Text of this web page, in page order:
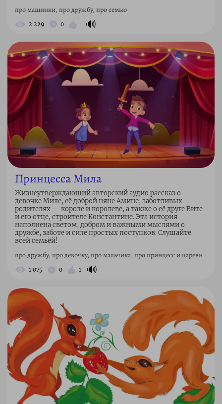
про машинки, про дружбу, про семью
2 229 0 🔊
Принцесса Мила
Жизнеутверждающий авторский аудио рассказ о
девочке Милe, её доброй няне Амине, заботливых
родителях — короле и королеве, а также о её друге Вите
и его отце, строителе Константине. Эта история
наполнена светом, добром и важными мыслями о
дружбе, заботе и силе простых поступков. Слушайте
всей семьёй!
про дружбу, про девочку, про мальчика, про принцесс и царевн
1 075 0 1 🔊